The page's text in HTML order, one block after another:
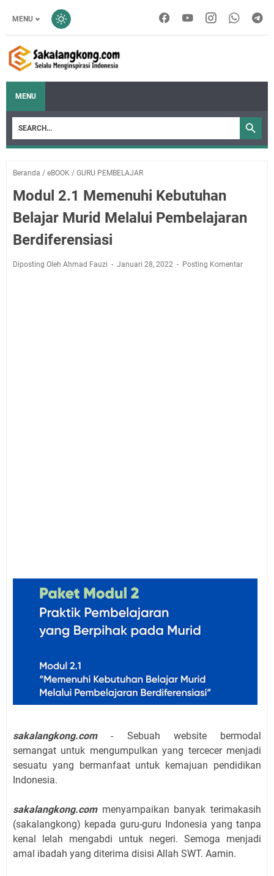
MENU
MENU
Beranda / eBOOK / GURU PEMBELAJAR
Modul 2.1 Memenuhi Kebutuhan
Belajar Murid Melalui Pembelajaran
Berdiferensiasi
Diposting Oleh Ahmad Fauzi Januari 28, 2022 Posting Komentar
sakalangkong.com- Sebuah website bermodal
semangat untuk mengumpulkan yang tercecer menjadi
sesuatu yang bermanfaat untuk kemajuan pendidikan
Indonesia.
sakalangkong.commenyampaikan banyak terimakasih
(sakalangkong) kepada guru-guru Indonesia yang tanpa
kenal lelah mengabdi untuk negeri. Semoga menjadi
amal ibadah yang diterima disisi Allah SWT. Aamin.